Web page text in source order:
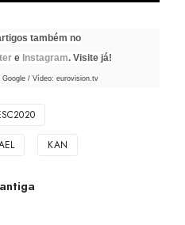
também no
e Instagram. Visite já!
/ Vídeo: eurovision.tv
KAN